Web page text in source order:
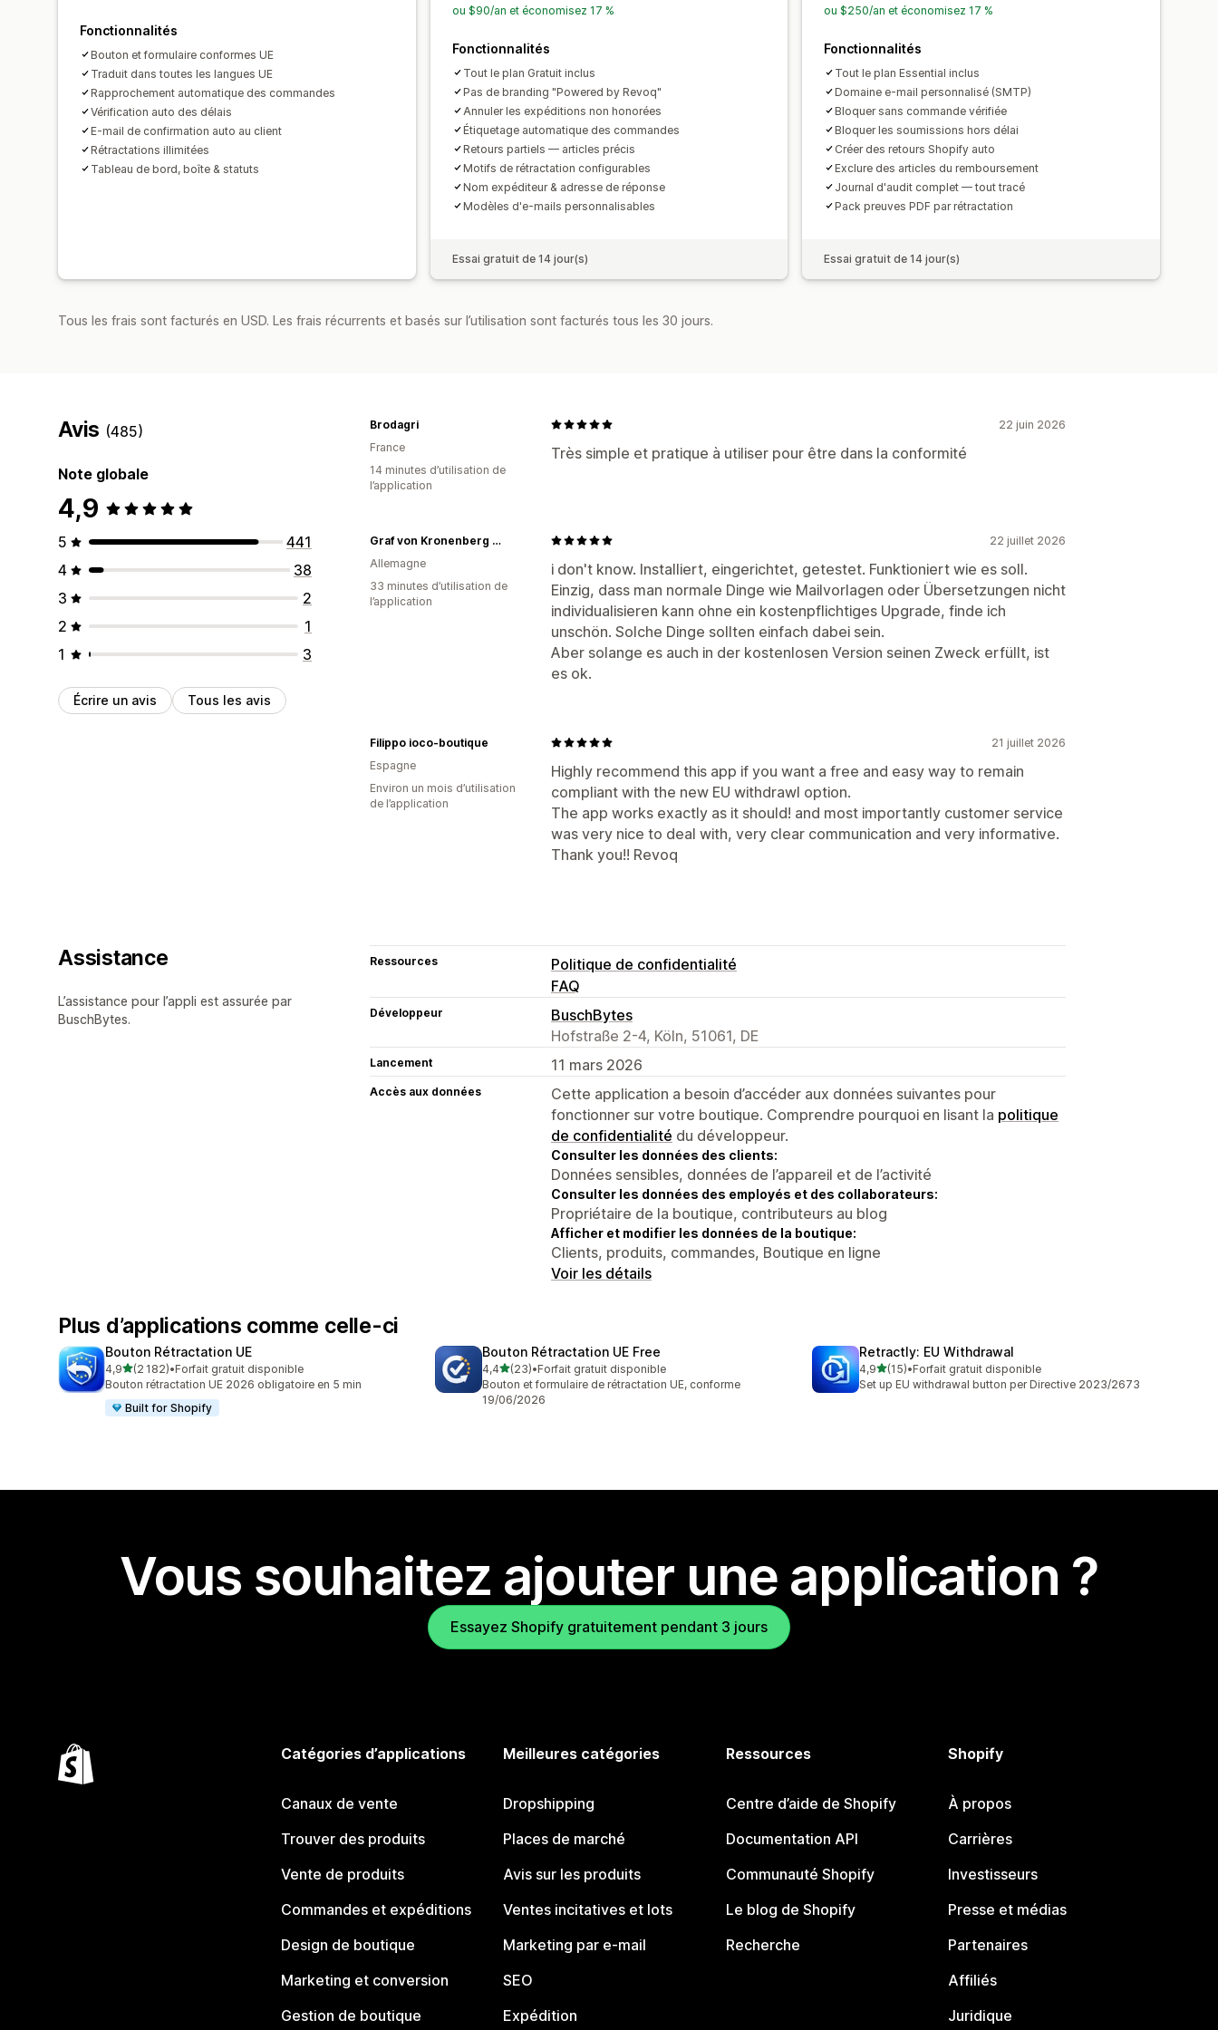
Fonctionnalités
Bouton et formulaire conformes UE
Traduit dans toutes les langues UE
Rapprochement automatique des commandes
Vérification auto des délais
E-mail de confirmation auto au client
Rétractations illimitées
Tableau de bord, boîte & statuts
ou $90/an et économisez 17 %
Fonctionnalités
Tout le plan Gratuit inclus
Pas de branding "Powered by Revoq"
Annuler les expéditions non honorées
Étiquetage automatique des commandes
Retours partiels — articles précis
Motifs de rétractation configurables
Nom expéditeur & adresse de réponse
Modèles d'e-mails personnalisables
Essai gratuit de 14 jour(s)
ou $250/an et économisez 17 %
Fonctionnalités
Tout le plan Essential inclus
Domaine e-mail personnalisé (SMTP)
Bloquer sans commande vérifiée
Bloquer les soumissions hors délai
Créer des retours Shopify auto
Exclure des articles du remboursement
Journal d'audit complet — tout tracé
Pack preuves PDF par rétractation
Essai gratuit de 14 jour(s)
Tous les frais sont facturés en USD. Les frais récurrents et basés sur l’utilisation sont facturés tous les 30 jours.
Avis (485)
Note globale
4,9
5
441
4
38
3
2
2
1
1
3
Écrire un avis Tous les avis
22 juin 2026
Très simple et pratique à utiliser pour être dans la conformité
Brodagri
France
14 minutes d’utilisation de
l’application
22 juillet 2026
i don't know. Installiert, eingerichtet, getestet. Funktioniert wie es soll.
Einzig, dass man normale Dinge wie Mailvorlagen oder Übersetzungen nicht
individualisieren kann ohne ein kostenpflichtiges Upgrade, finde ich
unschön. Solche Dinge sollten einfach dabei sein.
Aber solange es auch in der kostenlosen Version seinen Zweck erfüllt, ist
es ok.
Graf von Kronenberg Group
Allemagne
33 minutes d’utilisation de
l’application
21 juillet 2026
Highly recommend this app if you want a free and easy way to remain
compliant with the new EU withdrawl option.
The app works exactly as it should! and most importantly customer service
was very nice to deal with, very clear communication and very informative.
Thank you!! Revoq
Filippo ioco-boutique
Espagne
Environ un mois d’utilisation
de l’application
Assistance
L’assistance pour l’appli est assurée par
BuschBytes.
Ressources
Politique de confidentialité
FAQ
Développeur
BuschBytes
Hofstraße 2-4, Köln, 51061, DE
Lancement 11 mars 2026
Accès aux données
Cette application a besoin d’accéder aux données suivantes pour
fonctionner sur votre boutique. Comprendre pourquoi en lisant la politique
de confidentialité du développeur.
Consulter les données des clients:
Données sensibles, données de l’appareil et de l’activité
Consulter les données des employés et des collaborateurs:
Propriétaire de la boutique, contributeurs au blog
Afficher et modifier les données de la boutique:
Clients, produits, commandes, Boutique en ligne
Voir les détails
Plus d’applications comme celle-ci
Bouton Rétractation UE
4,9étoile(s) sur 5
(2 182)
2182 avis au total
•Forfait gratuit disponible
Bouton rétractation UE 2026 obligatoire en 5 min
Built for Shopify
Bouton Rétractation UE Free
4,4étoile(s) sur 5
(23)
23 avis au total
•Forfait gratuit disponible
Bouton et formulaire de rétractation UE, conforme
19/06/2026
Retractly: EU Withdrawal
4,9étoile(s) sur 5
(15)
15 avis au total
•Forfait gratuit disponible
Set up EU withdrawal button per Directive 2023/2673
Vous souhaitez ajouter une application ?
Essayez Shopify gratuitement pendant 3 jours
Catégories d’applications
Canaux de vente
Trouver des produits
Vente de produits
Commandes et expéditions
Design de boutique
Marketing et conversion
Gestion de boutique
Meilleures catégories
Dropshipping
Places de marché
Avis sur les produits
Ventes incitatives et lots
Marketing par e-mail
SEO
Expédition
Ressources
Centre d’aide de Shopify
Documentation API
Communauté Shopify
Le blog de Shopify
Recherche
Shopify
À propos
Carrières
Investisseurs
Presse et médias
Partenaires
Affiliés
Juridique